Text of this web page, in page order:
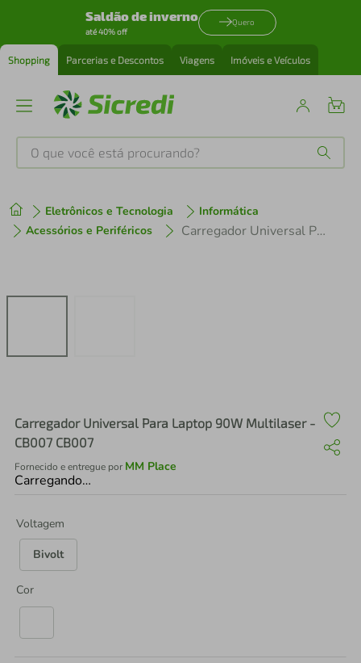
Saldão de inverno
até 40% off
Quero
Shopping Parcerias e Descontos Viagens Imóveis e Veículos
O que você está procurando?
Eletrônicos e Tecnologia
Informática
Acessórios e Periféricos
Carregador Universal Para Laptop 90W Multilaser - CB007 CB007
Carregador Universal Para Laptop 90W Multilaser -
CB007 CB007
Fornecido e entregue por MM Place
Carregando…
Voltagem
Bivolt
Cor
1º tenis